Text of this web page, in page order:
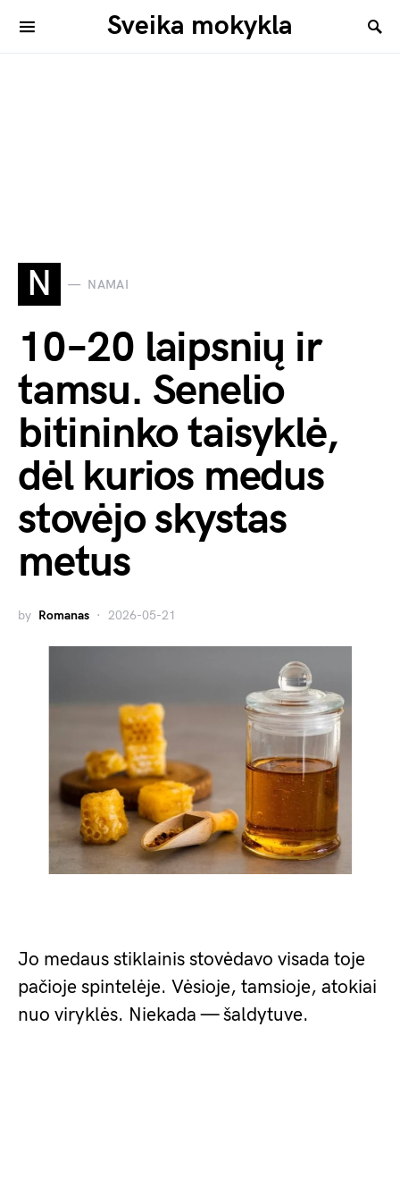
Sveika mokykla
N NAMAI
10–20 laipsnių ir
tamsu. Senelio
bitininko taisyklė,
dėl kurios medus
stovėjo skystas
metus
by Romanas 2026-05-21
Jo medaus stiklainis stovėdavo visada toje
pačioje spintelėje. Vėsioje, tamsioje, atokiai
nuo viryklės. Niekada — šaldytuve.